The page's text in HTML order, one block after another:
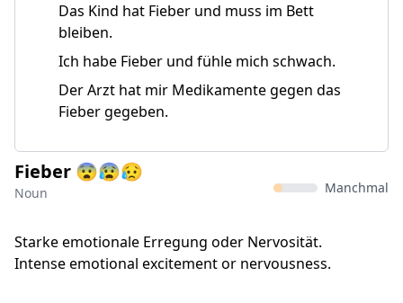
Das Kind hat Fieber und muss im Bett
bleiben.
Ich habe Fieber und fühle mich schwach.
Der Arzt hat mir Medikamente gegen das
Fieber gegeben.
Fieber 😨😰😥
Noun Manchmal
Starke emotionale Erregung oder Nervosität.
Intense emotional excitement or nervousness.